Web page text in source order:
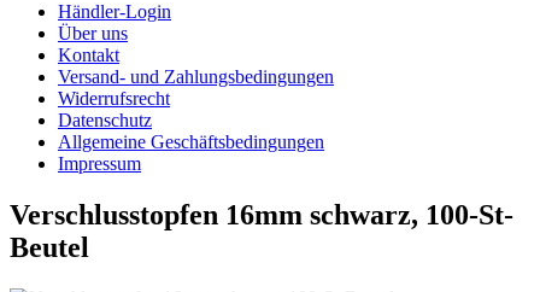
Händler-Login
Über uns
Kontakt
Versand- und Zahlungsbedingungen
Widerrufsrecht
Datenschutz
Allgemeine Geschäftsbedingungen
Impressum
Verschlusstopfen 16mm schwarz, 100-St-
Beutel